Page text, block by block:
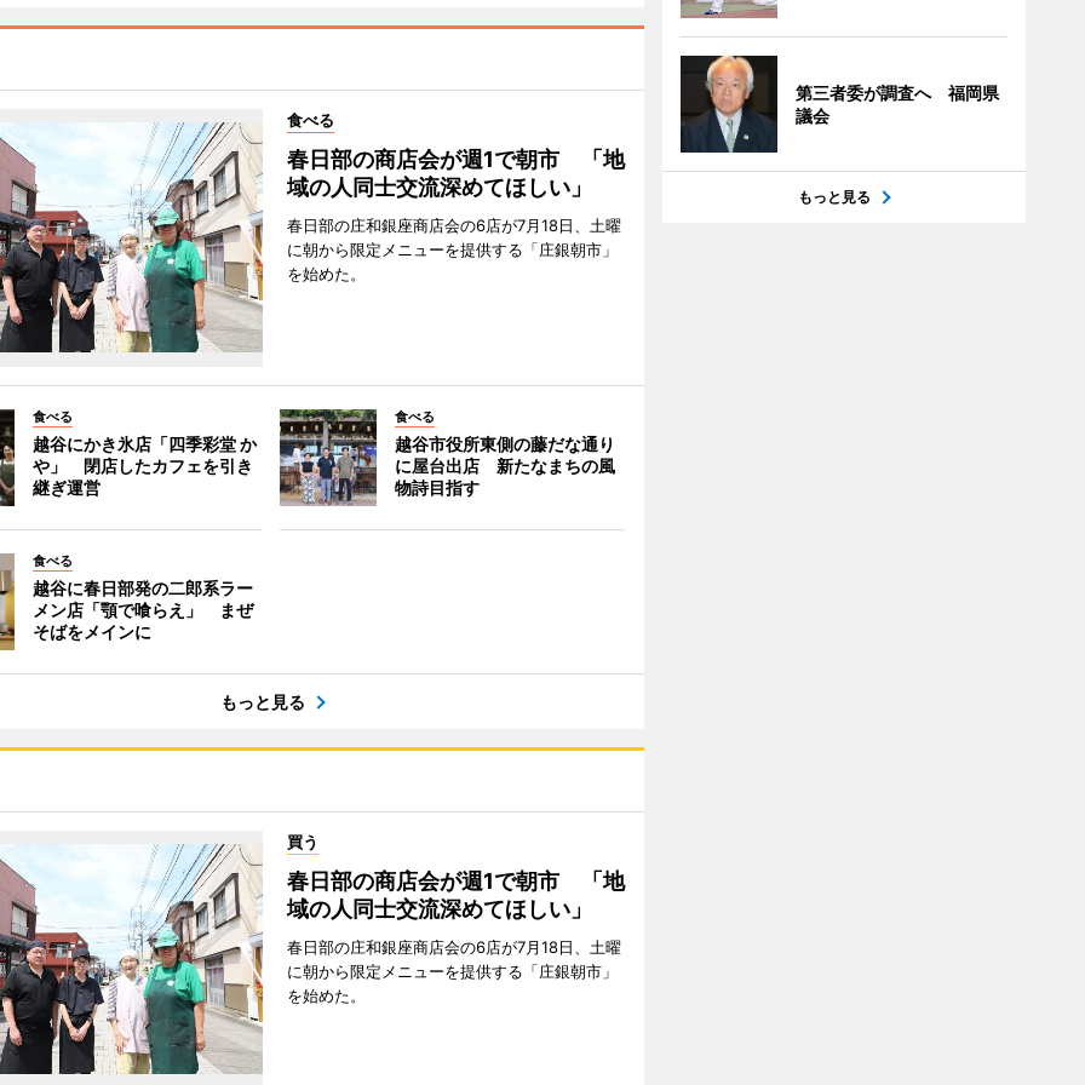
食べる
春日部の商店会が週1で朝市 「地
域の人同士交流深めてほしい」
春日部の庄和銀座商店会の6店が7月18日、土曜
に朝から限定メニューを提供する「庄銀朝市」
を始めた。
食べる
越谷にかき氷店「四季彩堂 か
や」 閉店したカフェを引き
継ぎ運営
食べる
越谷市役所東側の藤だな通り
に屋台出店 新たなまちの風
物詩目指す
食べる
越谷に春日部発の二郎系ラー
メン店「顎で喰らえ」 まぜ
そばをメインに
もっと見る
買う
春日部の商店会が週1で朝市 「地
域の人同士交流深めてほしい」
春日部の庄和銀座商店会の6店が7月18日、土曜
に朝から限定メニューを提供する「庄銀朝市」
を始めた。
第三者委が調査へ 福岡県
議会
もっと見る